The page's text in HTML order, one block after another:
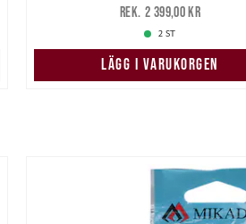
2 399,00 kr
2 399,00 kr
2 ST
LÄGG I VARUKORGEN